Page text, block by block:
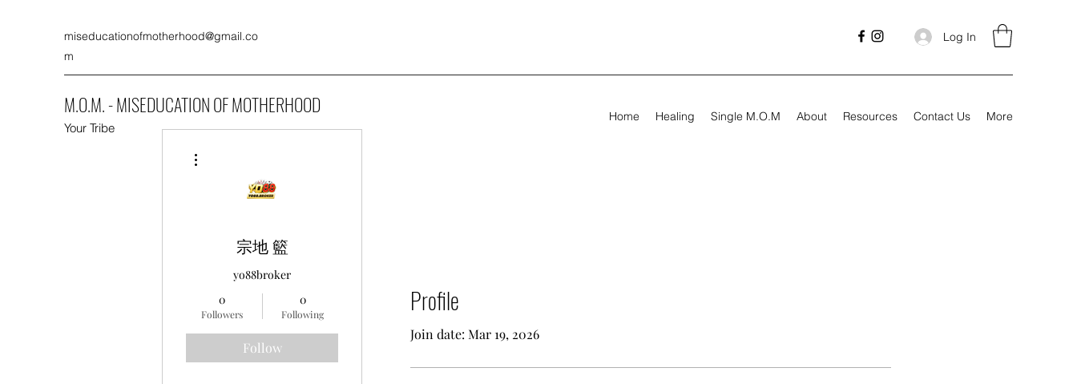
miseducationofmotherhood@gmail.co
m
Log In
M.O.M. - MISEDUCATION OF MOTHERHOOD
Your Tribe
Home Healing Single M.O.M About Resources Contact Us More
Profile
Join date: Mar 19, 2026
宗地 籃
yo88broker
0
Followers
0
Following
Follow